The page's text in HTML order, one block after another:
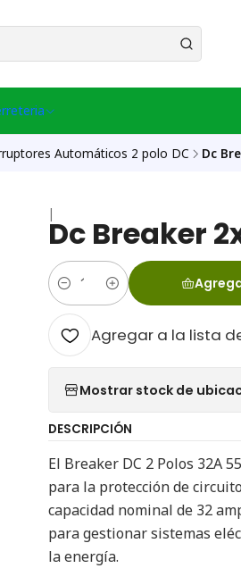
Automáticos 2 polo DC Dc
|
Dc Breaker
Cantidad
Agregar a la lista
Mostrar stock de
DESCRIPCIÓN
El Breaker DC 2 Polos 32A
para la protección de
capacidad nominal de 32
para gestionar sistemas
la energía.